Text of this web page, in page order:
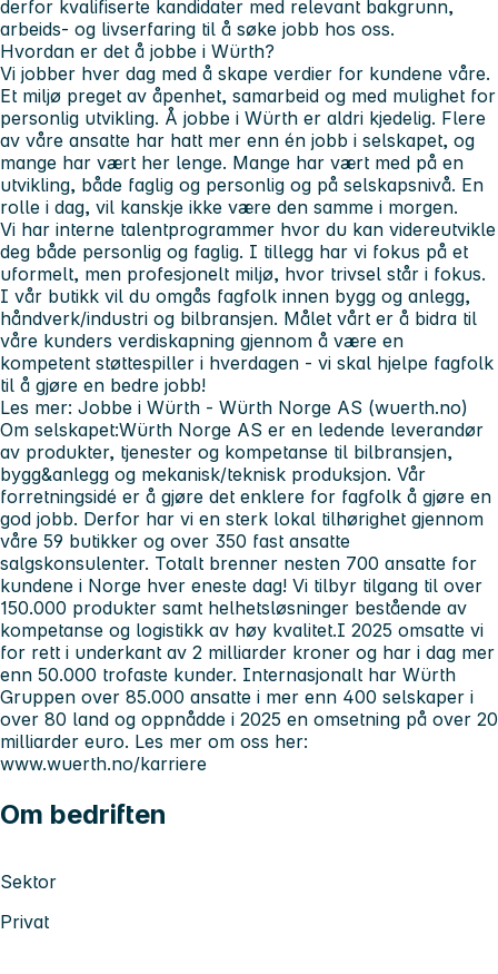
derfor kvalifiserte kandidater med relevant bakgrunn,
arbeids- og livserfaring til å søke jobb hos oss.
Hvordan er det å jobbe i Würth?
Vi jobber hver dag med å skape verdier for kundene våre.
Et miljø preget av åpenhet, samarbeid og med mulighet for
personlig utvikling. Å jobbe i Würth er aldri kjedelig. Flere
av våre ansatte har hatt mer enn én jobb i selskapet, og
mange har vært her lenge. Mange har vært med på en
utvikling, både faglig og personlig og på selskapsnivå. En
rolle i dag, vil kanskje ikke være den samme i morgen.
Vi har interne talentprogrammer hvor du kan videreutvikle
deg både personlig og faglig. I tillegg har vi fokus på et
uformelt, men profesjonelt miljø, hvor trivsel står i fokus.
I vår butikk vil du omgås fagfolk innen bygg og anlegg,
håndverk/industri og bilbransjen. Målet vårt er å bidra til
våre kunders verdiskapning gjennom å være en
kompetent støttespiller i hverdagen - vi skal hjelpe fagfolk
til å gjøre en bedre jobb!
Les mer: Jobbe i Würth - Würth Norge AS (wuerth.no)
Om selskapet:Würth Norge AS er en ledende leverandør
av produkter, tjenester og kompetanse til bilbransjen,
bygg&anlegg og mekanisk/teknisk produksjon. Vår
forretningsidé er å gjøre det enklere for fagfolk å gjøre en
god jobb. Derfor har vi en sterk lokal tilhørighet gjennom
våre 59 butikker og over 350 fast ansatte
salgskonsulenter. Totalt brenner nesten 700 ansatte for
kundene i Norge hver eneste dag! Vi tilbyr tilgang til over
150.000 produkter samt helhetsløsninger bestående av
kompetanse og logistikk av høy kvalitet.I 2025 omsatte vi
for rett i underkant av 2 milliarder kroner og har i dag mer
enn 50.000 trofaste kunder. Internasjonalt har Würth
Gruppen over 85.000 ansatte i mer enn 400 selskaper i
over 80 land og oppnådde i 2025 en omsetning på over 20
milliarder euro. Les mer om oss her:
www.wuerth.no/karriere
Om bedriften
Sektor
Privat